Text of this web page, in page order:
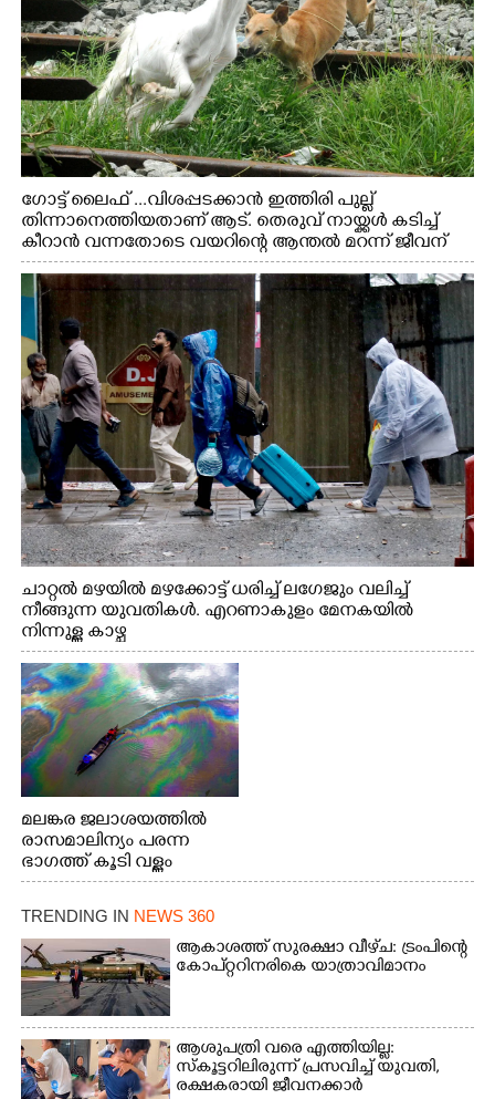
ഗോട്ട് ലൈഫ് ...വിശപ്പടക്കാൻ ഇത്തിരി പുല്ല്
തിന്നാനെത്തിയതാണ് ആട്. തെരുവ് നായ്ക്കൾ കടിച്ച്
കീറാൻ വന്നതോടെ വയറിന്റെ ആന്തൽ മറന്ന് ജീവന്
വേണ്ടിയായി ഓട്ടം. എറണാകുളം വാത്തുരുത്തിയിൽ
നിന്നുള്ള കാഴ്ച
ചാറ്റൽ മഴയിൽ മഴക്കോട്ട് ധരിച്ച് ലഗേജും വലിച്ച്
നീങ്ങുന്ന യുവതികൾ. എറണാകുളം മേനകയിൽ
നിന്നുള്ള കാഴ്ച
മലങ്കര ജലാശയത്തിൽ
രാസമാലിന്യം പരന്ന
ഭാഗത്ത് കൂടി വള്ളം
തുഴഞ്ഞു പോകുന്ന
പ്രദേശവാസികൾ
TRENDING IN NEWS 360
ആകാശത്ത് സുരക്ഷാ വീഴ്‌ച: ട്രംപിന്റെ
കോ‌പ്‌റ്ററിനരികെ യാത്രാവിമാനം
ആശുപത്രി വരെ എത്തിയില്ല:
സ്കൂട്ടറിലിരുന്ന് പ്രസവിച്ച് യുവതി,
രക്ഷകരായി ജീവനക്കാർ